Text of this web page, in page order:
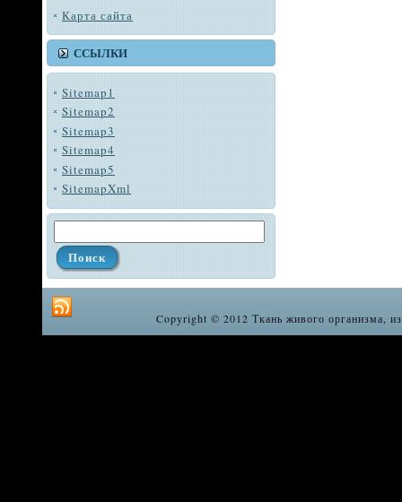
Карта сайта
ССЫЛКИ
Sitemap1
Sitemap2
Sitemap3
Sitemap4
Sitemap5
SitemapXml
Copyright © 2012 Ткань живого организма,